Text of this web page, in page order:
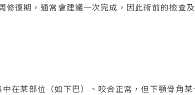
復期，通常會建議一次完成，因此術前的檢查
在某部位（如下巴）、咬合正常，但下顎骨角